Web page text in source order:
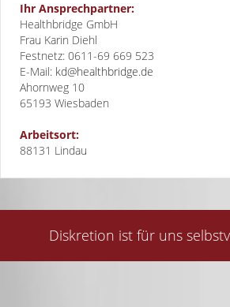
Ihr Ansprechpartner:
Healthbridge GmbH
Frau Karin Diehl
Festnetz: 0611-69 669 523
E-Mail: kd@healthbridge.de
Ahornweg 10
65193 Wiesbaden
Arbeitsort:
88131 Lindau
Diskretion ist für uns